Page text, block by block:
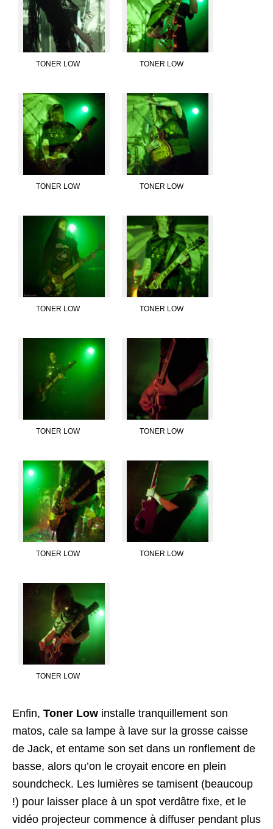
TONER LOW TONER LOW
TONER LOW TONER LOW
TONER LOW TONER LOW
TONER LOW TONER LOW
TONER LOW TONER LOW
TONER LOW
Enfin, Toner Low installe tranquillement son
matos, cale sa lampe à lave sur la grosse caisse
de Jack, et entame son set dans un ronflement de
basse, alors qu’on le croyait encore en plein
soundcheck. Les lumières se tamisent (beaucoup
!) pour laisser place à un spot verdâtre fixe, et le
vidéo projecteur commence à diffuser pendant plus